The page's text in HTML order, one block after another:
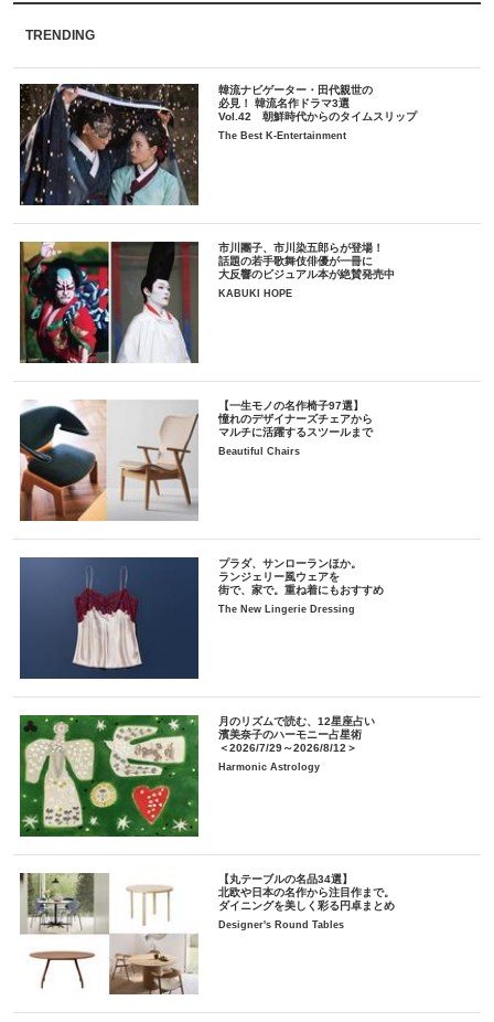
TRENDING
韓流ナビゲーター・田代親世の
必見！ 韓流名作ドラマ3選
Vol.42 朝鮮時代からのタイムスリップ
The Best K-Entertainment
市川團子、市川染五郎らが登場！
話題の若手歌舞伎俳優が一冊に
大反響のビジュアル本が絶賛発売中
KABUKI HOPE
【一生モノの名作椅子97選】
憧れのデザイナーズチェアから
マルチに活躍するスツールまで
Beautiful Chairs
プラダ、サンローランほか。
ランジェリー風ウェアを
街で、家で。重ね着にもおすすめ
The New Lingerie Dressing
月のリズムで読む、12星座占い
濱美奈子のハーモニー占星術
＜2026/7/29～2026/8/12＞
Harmonic Astrology
【丸テーブルの名品34選】
北欧や日本の名作から注目作まで。
ダイニングを美しく彩る円卓まとめ
Designer's Round Tables